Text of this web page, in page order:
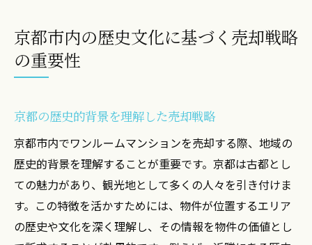
京都市内の歴史文化に基づく売却戦略
の重要性
京都の歴史的背景を理解した売却戦略
京都市内でワンルームマンションを売却する際、地域の
歴史的背景を理解することが重要です。京都は古都とし
ての魅力があり、観光地として多くの人々を引き付けま
す。この特徴を活かすためには、物件が位置するエリア
の歴史や文化を深く理解し、その情報を物件の価値とし